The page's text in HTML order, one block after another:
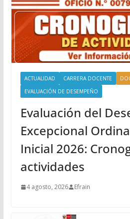
ACTUALIDAD CARRERA DOCENTE
EVALUACIÓN DE DESEMPEÑO
Evaluación del
Excepcional
Inicial 2026:
actividades
4 agosto, 2026 Efrain